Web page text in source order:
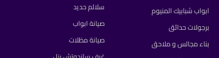
ابواب شبابيك المنيوم
برجولات حدائق
بناء مجالس و ملاحق
سلالم حديد
صيانة ابواب
صيانة مظلات